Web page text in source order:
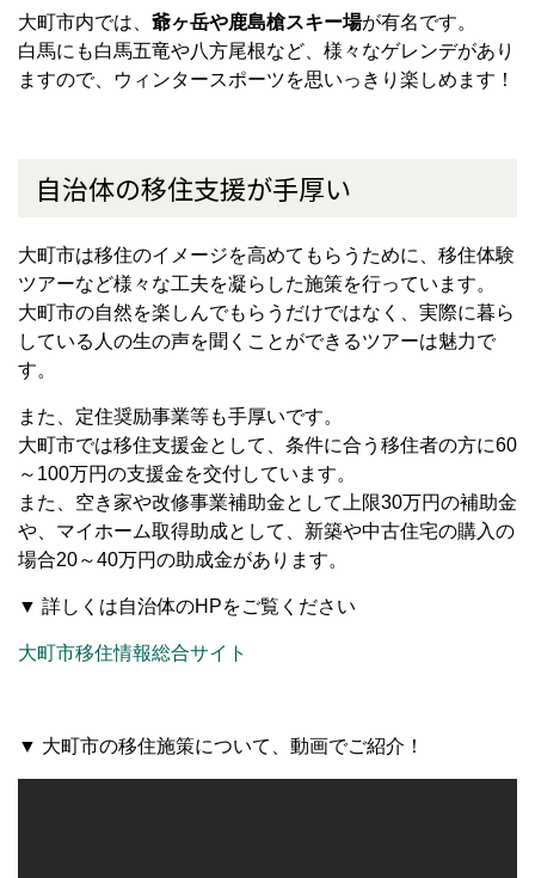
大町市内では、 爺ヶ岳や鹿島槍スキー場が有名です。
白馬にも白馬五竜や八方尾根など、様々なゲレンデがあり
ますので、ウィンタースポーツを思いっきり楽しめます！
自治体の移住支援が手厚い
大町市は移住のイメージを高めてもらうために、移住体験
ツアーなど様々な工夫を凝らした施策を行っています。
大町市の自然を楽しんでもらうだけではなく、実際に暮ら
している人の生の声を聞くことができるツアーは魅力で
す。
また、定住奨励事業等も手厚いです。
大町市では移住支援金として、条件に合う移住者の方に60
～100万円の支援金を交付しています。
また、空き家や改修事業補助金として上限30万円の補助金
や、マイホーム取得助成として、新築や中古住宅の購入の
場合20～40万円の助成金があります。
▼ 詳しくは自治体のHPをご覧ください
大町市移住情報総合サイト
▼ 大町市の移住施策について、動画でご紹介！